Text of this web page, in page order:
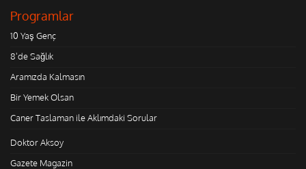
Programlar
10 Yaş Genç
8'de Sağlık
Aramızda Kalmasın
Bir Yemek Olsan
Caner Taslaman ile Aklımdaki Sorular
Doktor Aksoy
Gazete Magazin